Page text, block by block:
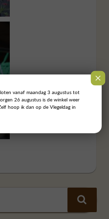
vanaf maandag 3 augustus tot
26 augustus is de winkel weer
hoop ik dan op de Vlegeldag in